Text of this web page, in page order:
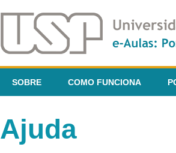
SOBRE COMO FUNCIONA
Ajuda